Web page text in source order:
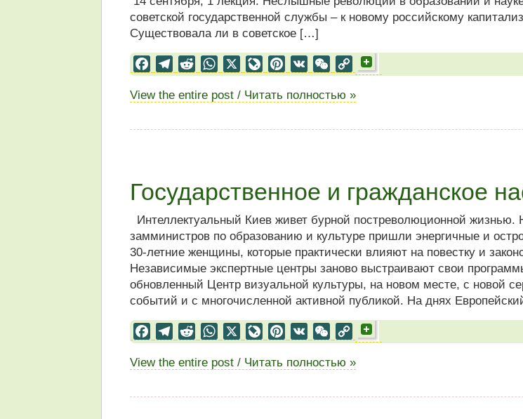
советской государственной службы – к новому российскому
Существовала ли в советское […]
FacebookTelegramRedditWhatsApp LiveJournal
Pinterest
VK WeChat
Copy
View the entire post / Читать полностью »
Государственное и гражданское
Интеллектуальный Киев живет бурной постреволюционной жизнью.
замминистров по образованию и культуре пришли энергичные и
30-летние женщины, которые практически влияют на повестку и
Независимые экспертные центры заново выстраивают свои
обновленный Центр визуальной культуры, на новом месте, с новой
событий и с многочисленной активной публикой. На днях
FacebookTelegramRedditWhatsApp LiveJournal
Pinterest
VK WeChat
Copy
View the entire post / Читать полностью »